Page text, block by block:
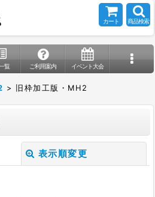
カート 商品検索
覧 ご利用案内 イベント大会
> 旧枠加工版・MH2
表示順変更